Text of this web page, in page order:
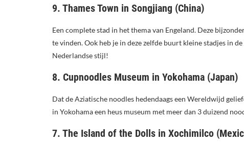
9. Thames Town in Songjiang (China)
Een complete stad in het thema van Engeland. Deze
te vinden. Ook heb je in deze zelfde buurt kleine stadjes in
Nederlandse stijl!
8. Cupnoodles Museum in Yokohama (Japan)
Dat de Aziatische noodles hedendaags een Wereldwijd
in Yokohama een heus museum met meer dan 3 duizend
7. The Island of the Dolls in Xochimilco